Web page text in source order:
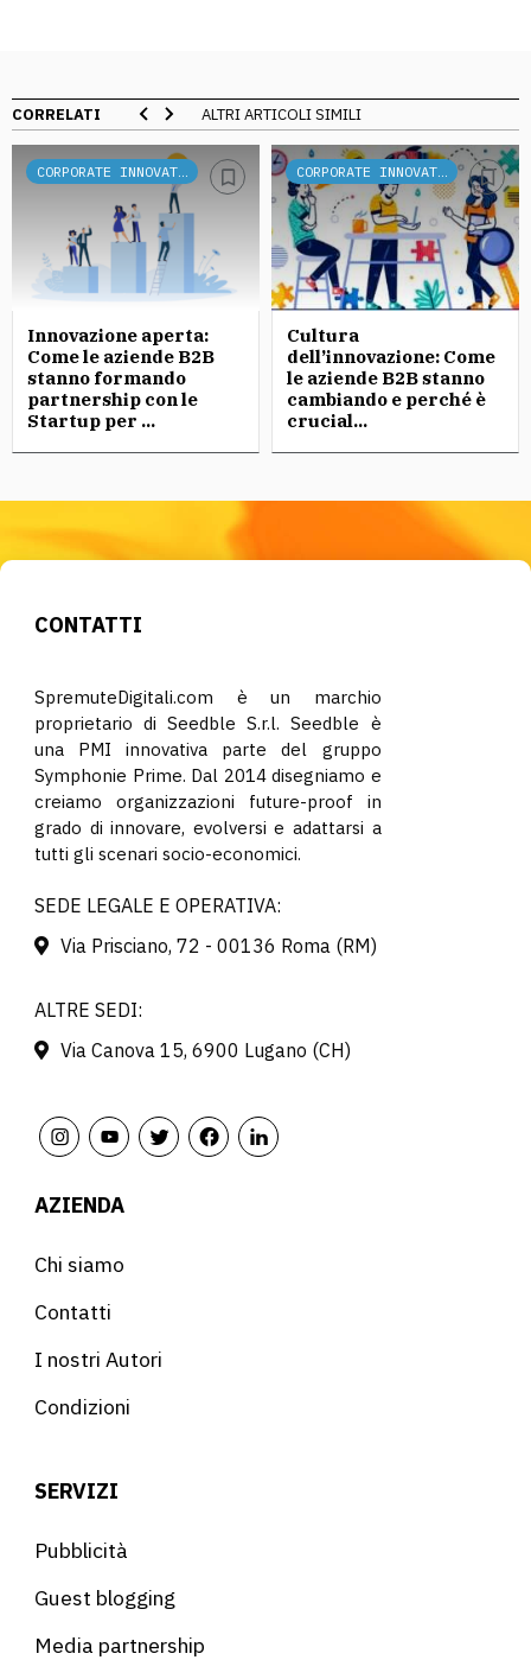
CORRELATI ALTRI ARTICOLI SIMILI
CORPORATE INNOVATION
Innovazione aperta:
Come le aziende B2B
stanno formando
partnership con le
Startup per ...
CORPORATE INNOVATION
Cultura
dell’innovazione: Come
le aziende B2B stanno
cambiando e perché è
crucial...
CONTATTI
SpremuteDigitali.com è un marchio
proprietario di Seedble S.r.l. Seedble è
una PMI innovativa parte del gruppo
Symphonie Prime. Dal 2014 disegniamo e
creiamo organizzazioni future-proof in
grado di innovare, evolversi e adattarsi a
tutti gli scenari socio-economici.
SEDE LEGALE E OPERATIVA:
Via Prisciano, 72 - 00136 Roma (RM)
ALTRE SEDI:
Via Canova 15, 6900 Lugano (CH)
AZIENDA
Chi siamo
Contatti
I nostri Autori
Condizioni
SERVIZI
Pubblicità
Guest blogging
Media partnership